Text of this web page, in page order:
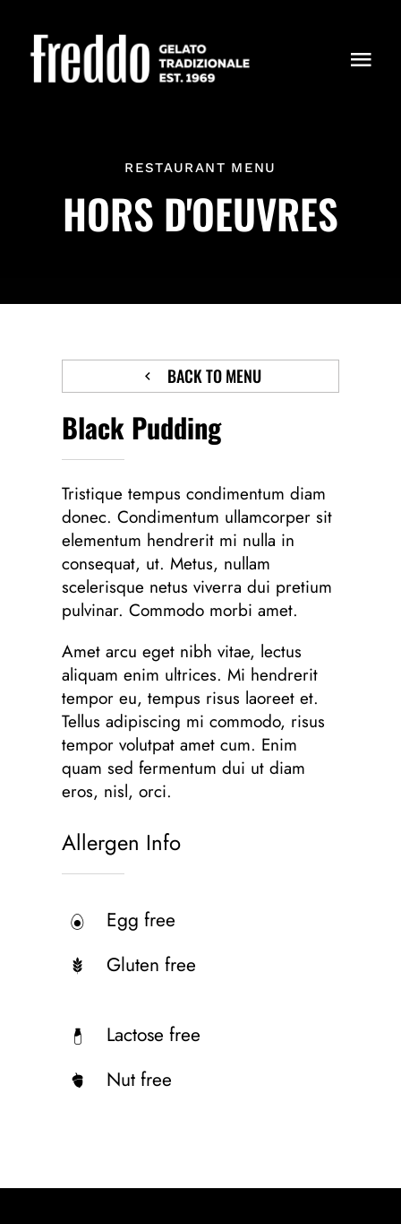
content
NOSOTROS
RESTAURANT MENU
HORS D'OEUVRES
BACK TO MENU
Black Pudding
Tristique tempus condimentum diam
donec. Condimentum ullamcorper sit
elementum hendrerit mi nulla in
consequat, ut. Metus, nullam
scelerisque netus viverra dui pretium
pulvinar. Commodo morbi amet.
Amet arcu eget nibh vitae, lectus
aliquam enim ultrices. Mi hendrerit
tempor eu, tempus risus laoreet et.
Tellus adipiscing mi commodo, risus
tempor volutpat amet cum. Enim
quam sed fermentum dui ut diam
eros, nisl, orci.
Allergen Info
Egg free
Gluten free
Lactose free
Nut free